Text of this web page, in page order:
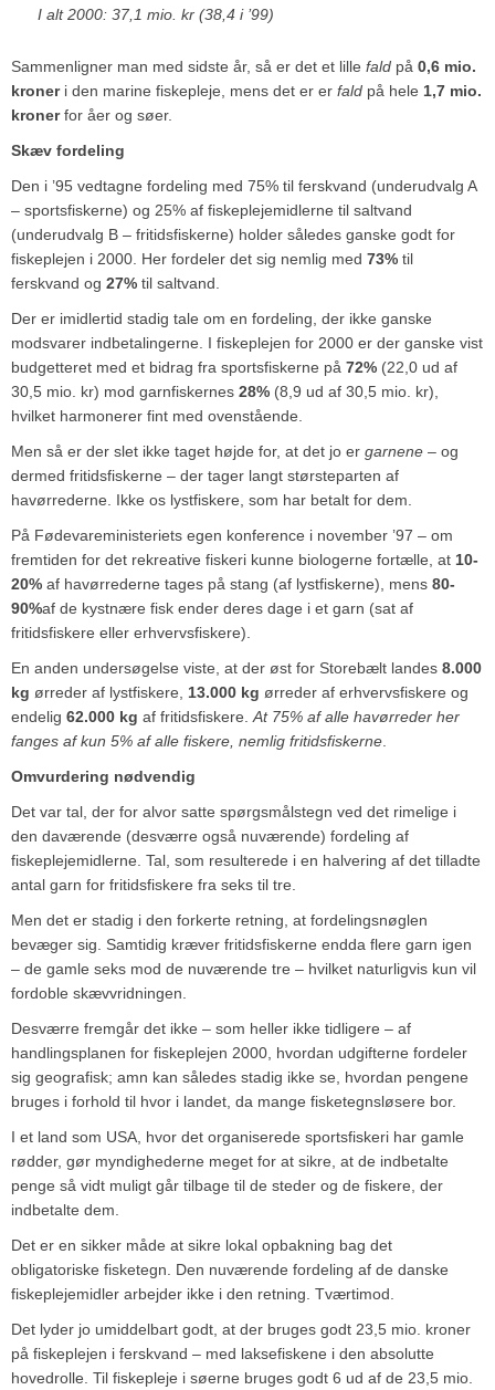
I alt 2000: 37,1 mio. kr (38,4 i ’99)
Sammenligner man med sidste år, så er det et lille fald på 0,6 mio.
kroneri den marine fiskepleje, mens det er er fald på hele 1,7 mio.
kronerfor åer og søer.
Skæv fordeling
Den i ’95 vedtagne fordeling med 75% til ferskvand (underudvalg A
– sportsfiskerne) og 25% af fiskeplejemidlerne til saltvand
(underudvalg B – fritidsfiskerne) holder således ganske godt for
fiskeplejen i 2000. Her fordeler det sig nemlig med 73% til
ferskvand og 27% til saltvand.
Der er imidlertid stadig tale om en fordeling, der ikke ganske
modsvarer indbetalingerne. I fiskeplejen for 2000 er der ganske vist
budgetteret med et bidrag fra sportsfiskerne på 72% (22,0 ud af
30,5 mio. kr) mod garnfiskernes 28% (8,9 ud af 30,5 mio. kr),
hvilket harmonerer fint med ovenstående.
Men så er der slet ikke taget højde for, at det jo er garnene – og
dermed fritidsfiskerne – der tager langt størsteparten af
havørrederne. Ikke os lystfiskere, som har betalt for dem.
På Fødevareministeriets egen konference i november ’97 – om
fremtiden for det rekreative fiskeri kunne biologerne fortælle, at 10-
20% af havørrederne tages på stang (af lystfiskerne), mens 80-
90%af de kystnære fisk ender deres dage i et garn (sat af
fritidsfiskere eller erhvervsfiskere).
En anden undersøgelse viste, at der øst for Storebælt landes 8.000
kg ørreder af lystfiskere, 13.000 kg ørreder af erhvervsfiskere og
endelig 62.000 kg af fritidsfiskere. At 75% af alle havørreder her
fanges af kun 5% af alle fiskere, nemlig fritidsfiskerne
Omvurdering nødvendig
Det var tal, der for alvor satte spørgsmålstegn ved det rimelige i
den daværende (desværre også nuværende) fordeling af
fiskeplejemidlerne. Tal, som resulterede i en halvering af det tilladte
antal garn for fritidsfiskere fra seks til tre.
Men det er stadig i den forkerte retning, at fordelingsnøglen
bevæger sig. Samtidig kræver fritidsfiskerne endda flere garn igen
– de gamle seks mod de nuværende tre – hvilket naturligvis kun vil
fordoble skævvridningen.
Desværre fremgår det ikke – som heller ikke tidligere – af
handlingsplanen for fiskeplejen 2000, hvordan udgifterne fordeler
sig geografisk; amn kan således stadig ikke se, hvordan pengene
bruges i forhold til hvor i landet, da mange fisketegnsløsere bor.
I et land som USA, hvor det organiserede sportsfiskeri har gamle
rødder, gør myndighederne meget for at sikre, at de indbetalte
penge så vidt muligt går tilbage til de steder og de fiskere, der
indbetalte dem.
Det er en sikker måde at sikre lokal opbakning bag det
obligatoriske fisketegn. Den nuværende fordeling af de danske
fiskeplejemidler arbejder ikke i den retning. Tværtimod.
Det lyder jo umiddelbart godt, at der bruges godt 23,5 mio. kroner
på fiskeplejen i ferskvand – med laksefiskene i den absolutte
hovedrolle. Til fiskepleje i søerne bruges godt 6 ud af de 23,5 mio.